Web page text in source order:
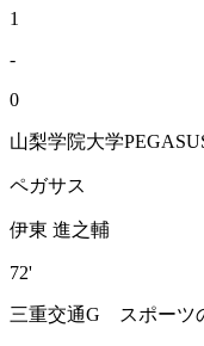
1
-
0
山梨学院大学
ペガサス
伊東 進之輔
72'
三重交通G スポー